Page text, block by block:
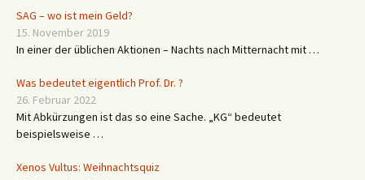
SAG – wo ist mein Geld?
15. November 2019
In einer der üblichen Aktionen – Nachts nach Mitternacht mit …
Was bedeutet eigentlich Prof. Dr. ?
26. Februar 2022
Mit Abkürzungen ist das so eine Sache. „KG“ bedeutet
beispielsweise …
Xenos Vultus: Weihnachtsquiz